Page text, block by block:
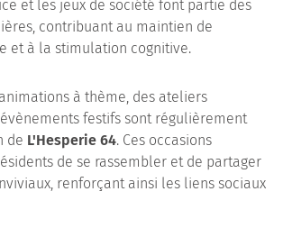
et les jeux de société font partie des
contribuant au maintien de
et à la stimulation cognitive.
à thème, des ateliers
festifs sont régulièrement
de L'Hesperie 64. Ces occasions
de se rassembler et de partager
renforçant ainsi les liens sociaux